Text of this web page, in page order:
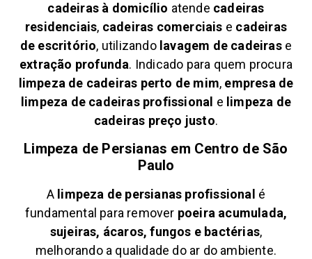
cadeiras à domicílio atende cadeiras
residenciais, cadeiras comerciais e cadeiras
de escritório, utilizando lavagem de cadeirase
extração profunda. Indicado para quem procura
limpeza de cadeiras perto de mim, empresa de
limpeza de cadeiras profissional e limpeza de
cadeiras preço justo.
Limpeza de Persianas em Centro de São
Paulo
A limpeza de persianas profissional é
fundamental para remover poeira acumulada,
sujeiras, ácaros, fungos e bactérias,
melhorando a qualidade do ar do ambiente.